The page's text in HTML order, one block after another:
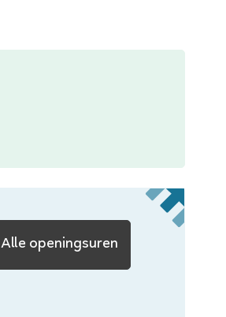
Alle openingsuren
bestuur